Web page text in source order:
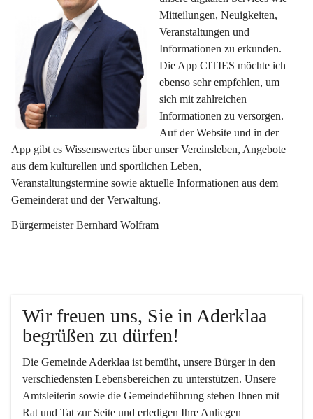
Mitteilungen, Neuigkeiten,
Veranstaltungen und
Informationen zu erkunden.
Die App CITIES möchte ich
ebenso sehr empfehlen, um
sich mit zahlreichen
Informationen zu versorgen.
Auf der Website und in der
App gibt es Wissenswertes über unser Vereinsleben, Angebote
aus dem kulturellen und sportlichen Leben,
Veranstaltungstermine sowie aktuelle Informationen aus dem
Gemeinderat und der Verwaltung.
Bürgermeister Bernhard Wolfram
Wir freuen uns, Sie in Aderklaa
begrüßen zu dürfen!
Die Gemeinde Aderklaa ist bemüht, unsere Bürger in den
verschiedensten Lebensbereichen zu unterstützen. Unsere
Amtsleiterin sowie die Gemeindeführung stehen Ihnen mit
Rat und Tat zur Seite und erledigen Ihre Anliegen